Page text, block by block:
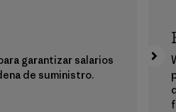
garantizar salarios
de suministro.